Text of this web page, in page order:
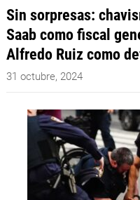
Sin sorpresas:
Saab como fiscal
Alfredo Ruiz como
31 octubre, 2024